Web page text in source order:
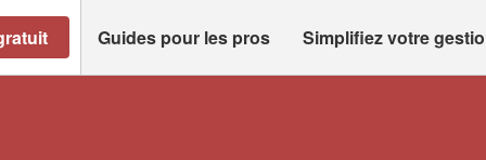
Guides pour les pros Simplifiez votre